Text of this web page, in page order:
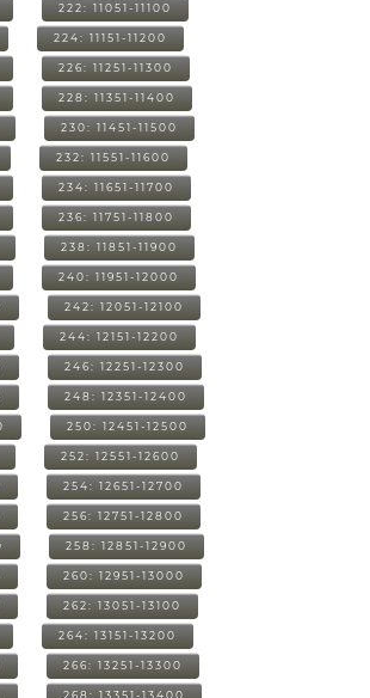
222: 11051-11100
224: 11151-11200
226: 11251-11300
228: 11351-11400
230: 11451-11500
232: 11551-11600
234: 11651-11700
236: 11751-11800
238: 11851-11900
240: 11951-12000
242: 12051-12100
244: 12151-12200
246: 12251-12300
248: 12351-12400
250: 12451-12500
252: 12551-12600
254: 12651-12700
256: 12751-12800
258: 12851-12900
260: 12951-13000
262: 13051-13100
264: 13151-13200
266: 13251-13300
268: 13351-13400